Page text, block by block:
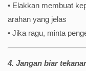
• Elakkan membuat
arahan yang jelas
• Jika ragu, minta
4. Jangan biar